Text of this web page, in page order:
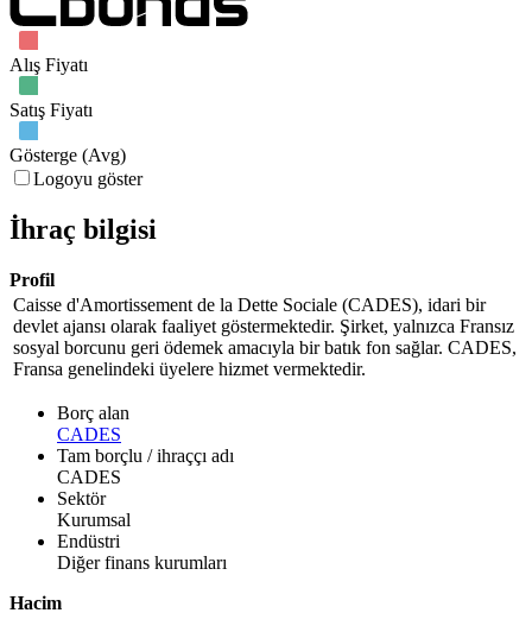
Alış Fiyatı
Satış Fiyatı
Gösterge (Avg)
Logoyu göster
İhraç bilgisi
Profil
Caisse d'Amortissement de la Dette Sociale (CADES), idari bir
devlet ajansı olarak faaliyet göstermektedir. Şirket, yalnızca Fransız
sosyal borcunu geri ödemek amacıyla bir batık fon sağlar. CADES,
Fransa genelindeki üyelere hizmet vermektedir.
Borç alan
CADES
Tam borçlu / ihraççı adı
CADES
Sektör
Kurumsal
Endüstri
Diğer finans kurumları
Hacim